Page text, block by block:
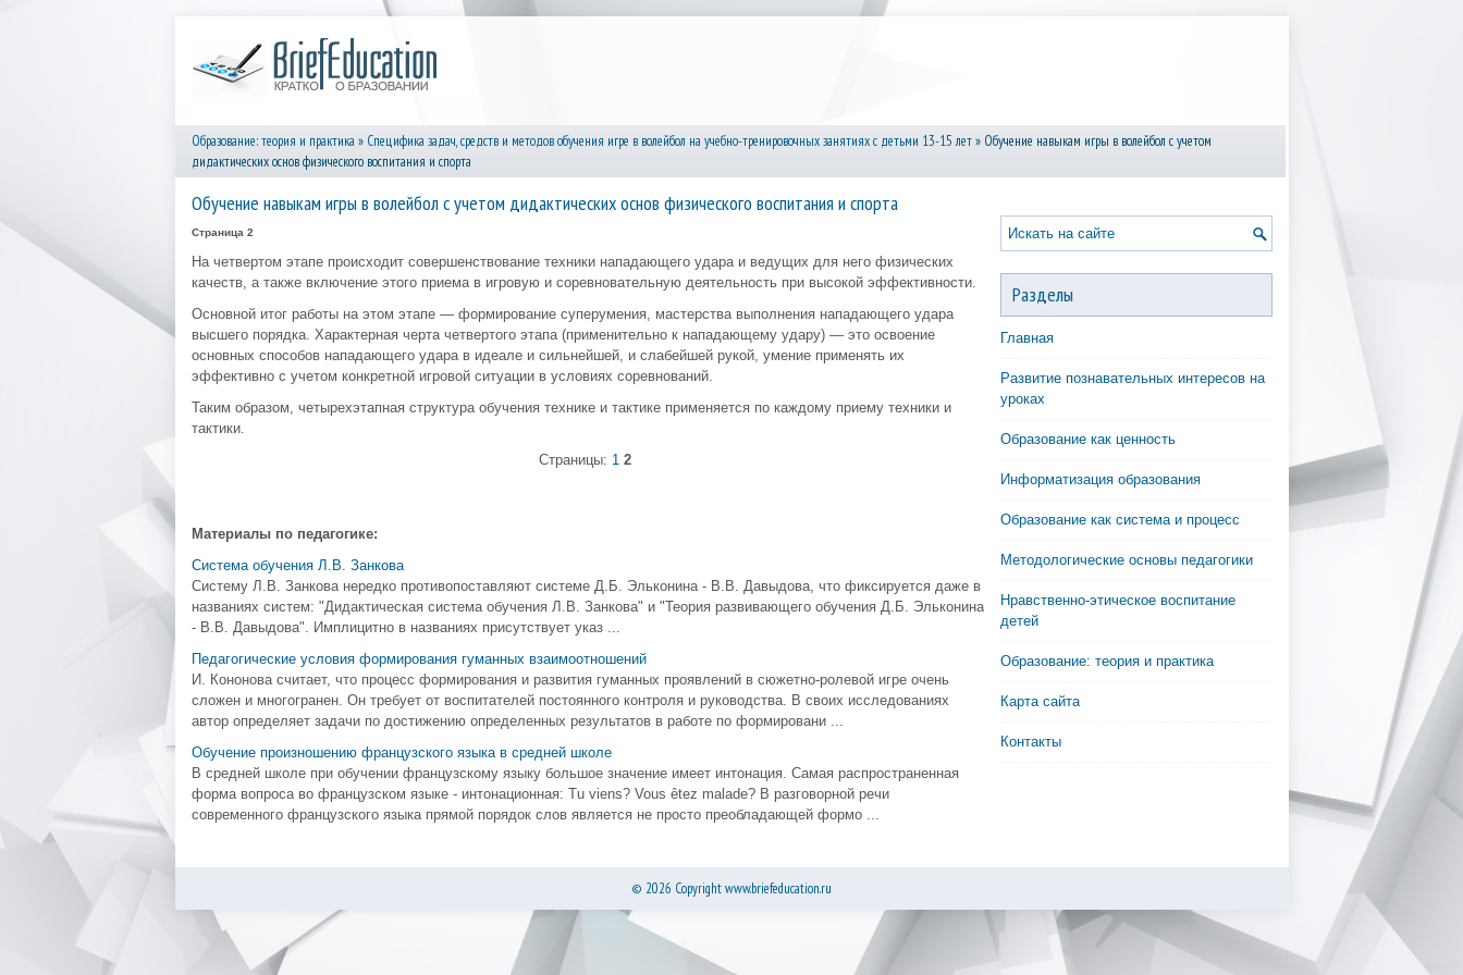
Образование: теория и практика » Специфика задач, средств и методов обучения игре в волейбол на учебно-тренировочных занятиях с детьми 13-15 лет» Обучение навыкам игры в волейбол с учетом
дидактических основ физического воспитания и спорта
Обучение навыкам игры в волейбол с учетом дидактических основ физического воспитания и спорта
Страница 2
На четвертом этапе происходит совершенствование техники нападающего удара и ведущих для него физических
качеств, а также включение этого приема в игровую и соревновательную деятельность при высокой эффективности.
Основной итог работы на этом этапе — формирование суперумения, мастерства выполнения нападающего удара
высшего порядка. Характерная черта четвертого этапа (применительно к нападающему удару) — это освоение
основных способов нападающего удара в идеале и сильнейшей, и слабейшей рукой, умение применять их
эффективно с учетом конкретной игровой ситуации в условиях соревнований.
Таким образом, четырехэтапная структура обучения технике и тактике применяется по каждому приему техники и
тактики.
Страницы: 1 2
Материалы по педагогике:
Система обучения Л.В. Занкова
Систему Л.В. Занкова нередко противопоставляют системе Д.Б. Эльконина - В.В. Давыдова, что фиксируется даже в
названиях систем: "Дидактическая система обучения Л.В. Занкова" и "Теория развивающего обучения Д.Б. Эльконина
- В.В. Давыдова". Имплицитно в названиях присутствует указ ...
Педагогические условия формирования гуманных взаимоотношений
И. Кононова считает, что процесс формирования и развития гуманных проявлений в сюжетно-ролевой игре очень
сложен и многогранен. Он требует от воспитателей постоянного контроля и руководства. В своих исследованиях
автор определяет задачи по достижению определенных результатов в работе по формировани ...
Обучение произношению французского языка в средней школе
В средней школе при обучении французскому языку большое значение имеет интонация. Самая распространенная
форма вопроса во французском языке - интонационная: Tu viens? Vous ȇtez malade? В разговорной речи
современного французского языка прямой порядок слов является не просто преобладающей формо ...
Разделы
Главная
Развитие познавательных интересов на
уроках
Образование как ценность
Информатизация образования
Образование как система и процесс
Методологические основы педагогики
Нравственно-этическое воспитание
детей
Образование: теория и практика
Карта сайта
Контакты
© 2026 Copyright www.briefeducation.ru